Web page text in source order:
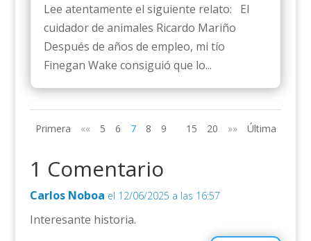
Lee atentamente el siguiente relato: El
cuidador de animales Ricardo Mariño
Después de años de empleo, mi tío
Finegan Wake consiguió que lo...
Primera «« 5 6 7 8 9 15 20 »» Última
1 Comentario
Carlos Noboa el 12/06/2025 a las 16:57
Interesante historia.